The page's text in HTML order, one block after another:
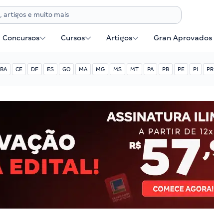
Concursos Cursos Artigos Gran Aprovados
BA CE DF ES GO MA MG MS MT PA PB PE PI PR